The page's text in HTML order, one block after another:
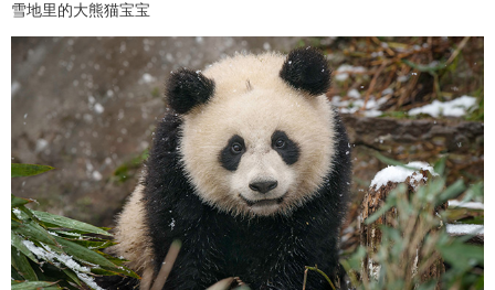
雪地里的大熊猫宝宝